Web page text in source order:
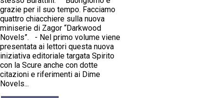
grazie per il suo tempo. Facciamo
quattro chiacchiere sulla nuova
miniserie di Zagor “Darkwood
Novels”. - Nel primo volume viene
presentata ai lettori questa nuova
iniziativa editoriale targata Spirito
con la Scure anche con dotte
citazioni e riferimenti ai Dime
Novels...